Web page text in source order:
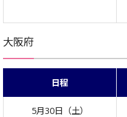
大阪府
日程
5月30日（土）